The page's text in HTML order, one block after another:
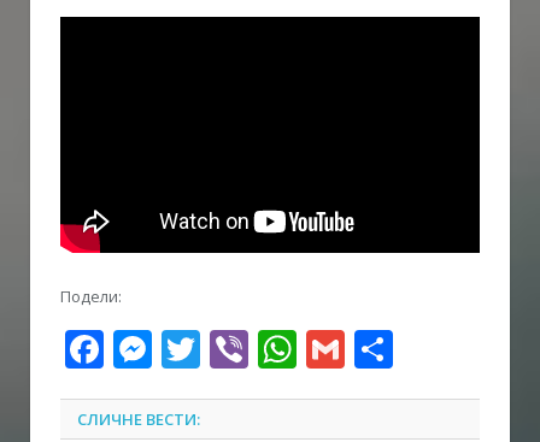
Подели:
Facebook
Messenger
Twitter
ViberWhatsApp
Gmail
СЛИЧНЕ ВЕСТИ: